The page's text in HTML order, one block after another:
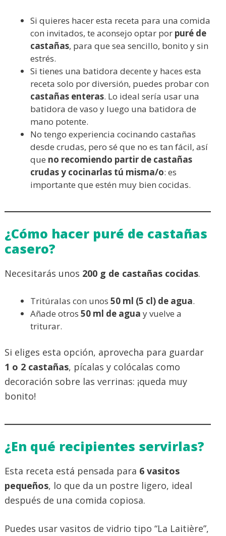
Si quieres hacer esta receta para una comida
con invitados, te aconsejo optar por puré de
castañas, para que sea sencillo, bonito y sin
estrés.
Si tienes una batidora decente y haces esta
receta solo por diversión, puedes probar con
castañas enteras. Lo ideal sería usar una
batidora de vaso y luego una batidora de
mano potente.
No tengo experiencia cocinando castañas
desde crudas, pero sé que no es tan fácil, así
que no recomiendo partir de castañas
crudas y cocinarlas tú misma/o: es
importante que estén muy bien cocidas.
¿Cómo hacer puré de castañas
casero?
Necesitarás unos 200 g de castañas cocidas.
Tritúralas con unos 50 ml (5 cl) de agua.
Añade otros 50 ml de agua y vuelve a
triturar.
Si eliges esta opción, aprovecha para guardar
1 o 2 castañas, pícalas y colócalas como
decoración sobre las verrinas: ¡queda muy
bonito!
¿En qué recipientes servirlas?
Esta receta está pensada para 6 vasitos
pequeños, lo que da un postre ligero, ideal
después de una comida copiosa.
Puedes usar vasitos de vidrio tipo “La Laitière”,